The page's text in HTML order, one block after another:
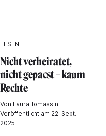
LESEN
Nicht verheiratet,
nicht gepacst – kaum
Rechte
Von Laura Tomassini
Veröffentlicht am 22. Sept.
2025